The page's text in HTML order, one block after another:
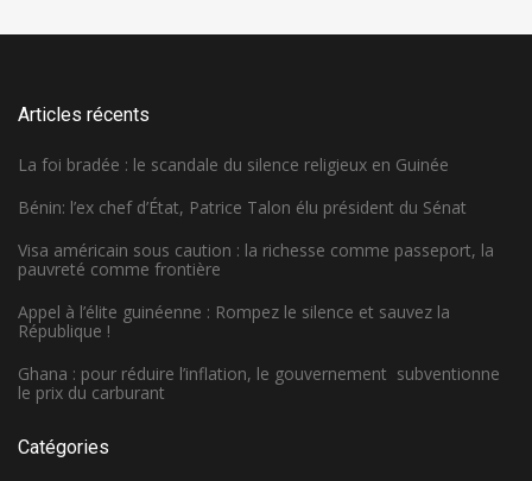
Articles récents
La foi bradée : le scandale du silence religieux en Guinée
Bénin: l’ex chef d’État, Patrice Talon élu président du Sénat
Visa américain sous caution : la richesse comme passeport, la
pauvreté comme frontière
Appel à l’élite guinéenne : Rompez le silence et sauvez la
République !
Ghana : pour réduire l’inflation, le gouvernement subventionne
le prix du carburant
Catégories